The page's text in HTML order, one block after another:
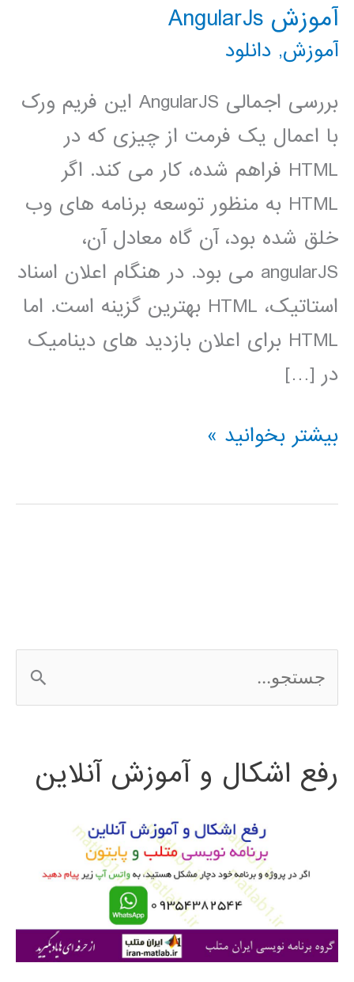
آموزش AngularJs
آموزش, دانلود
بررسی اجمالی AngularJS این فریم ورک
با اعمال یک فرمت از چیزی که در
HTML فراهم شده، کار می کند. اگر
HTML به منظور توسعه برنامه های وب
خلق شده بود، آن گاه معادل آن،
angularJS می بود. در هنگام اعلان اسناد
استاتیک، HTML بهترین گزینه است. اما
HTML برای اعلان بازدید های دینامیک
در […]
آموزش
بیشتر بخوانید »
س
ج
ی
رفع اشکال و آموزش آنلاین